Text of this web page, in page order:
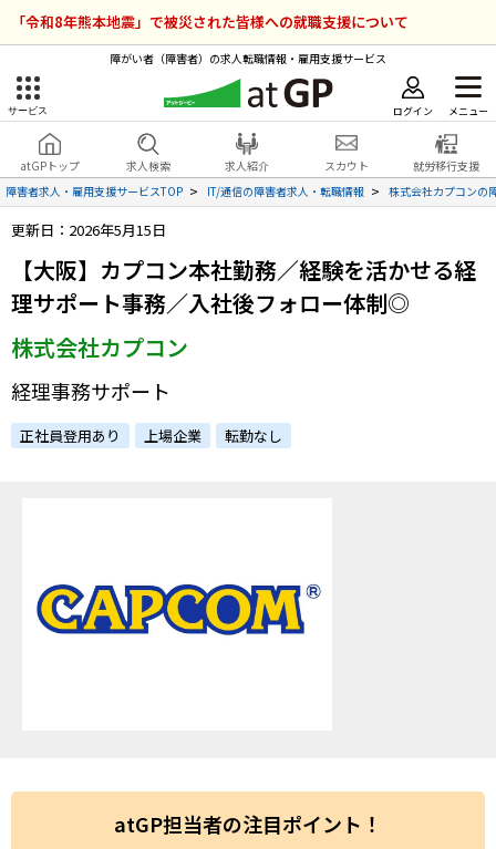
「令和8年熊本地震」で被災された皆様への就職支援について
障がい者（障害者）の求人転職情報・雇用支援サービス
サービス ログイン メニュー
atGPトップ 求人検索 求人紹介 スカウト
就労移行支援
障害者求人・雇用支援サービスTOP
IT/通信の障害者求人・転職情報 株式会社カプコンの
更新日：2026年5月15日
【大阪】カプコン本社勤務／経験を活かせる経
理サポート事務／入社後フォロー体制◎
株式会社カプコン
経理事務サポート
正社員登用あり 上場企業 転勤なし
atGP担当者の注目ポイント！
障害者雇用のアットジーピー
サービスラインナップ
就転職支援サービス
障害者専門の就転職支援サービス
障害者アスリート専門の就転職支援サービス
障害のある新卒学生専門の就職エージェントサービス
ログイン 会員登録 無料
atGPトップ
各種サービス
求人を検索する
求人を紹介してもらう
就職・転職ノウハウ
採用をお考えの企業様はこちら